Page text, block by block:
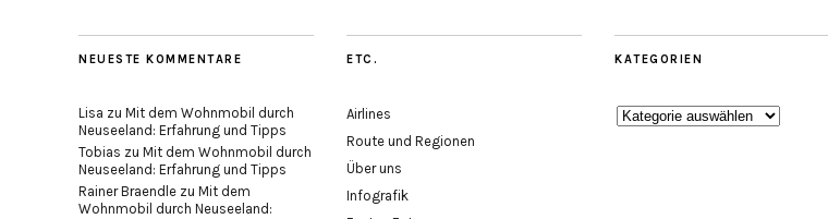
NEUESTE KOMMENTARE
Lisa zu Mit dem Wohnmobil durch
Neuseeland: Erfahrung und Tipps
Tobias zu Mit dem Wohnmobil durch
Neuseeland: Erfahrung und Tipps
Rainer Braendle zu Mit dem
Wohnmobil durch Neuseeland:
ETC.
Airlines
Route und Regionen
Über uns
Infografik
KATEGORIEN
Kategorien